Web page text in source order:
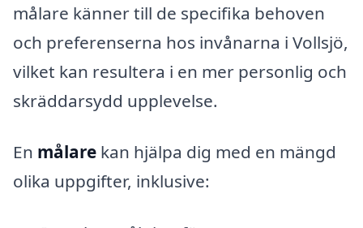
målare känner till de specifika behoven
och preferenserna hos invånarna i Vollsjö,
vilket kan resultera i en mer personlig och
skräddarsydd upplevelse.
En målare kan hjälpa dig med en mängd
olika uppgifter, inklusive: